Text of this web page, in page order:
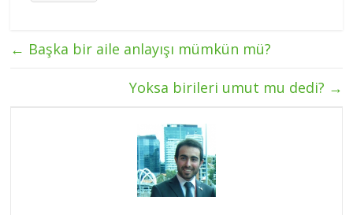
← Başka bir aile anlayışı mümkün mü?
Yoksa birileri umut mu dedi? →